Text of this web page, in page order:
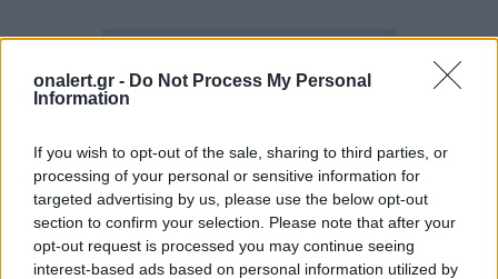
onalert.gr - Do Not Process My Personal
Information
If you wish to opt-out of the sale, sharing to third parties, or
processing of your personal or sensitive information for
targeted advertising by us, please use the below opt-out
section to confirm your selection. Please note that after your
opt-out request is processed you may continue seeing
interest-based ads based on personal information utilized by
Ακολουθήστε το onalert.gr στοGoogle
News και μάθετε πρώτοι όλες τις ειδήσεις
για την άμυνα.
ΣΥΜΒΟΥΛΙΟ ΑΣΦΑΛΕΙΑΣ ΟΗΕ